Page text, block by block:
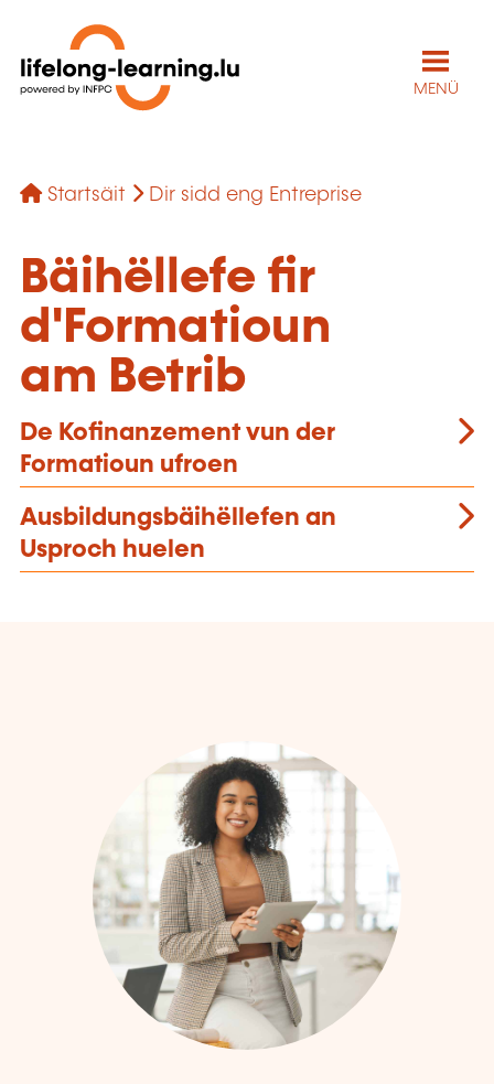
MENÜ
Startsäit Dir sidd eng Entreprise
Bäihëllefe fir
d'Formatioun
am Betrib
De Kofinanzement vun der
Formatioun ufroen
Ausbildungsbäihëllefen an
Usproch huelen